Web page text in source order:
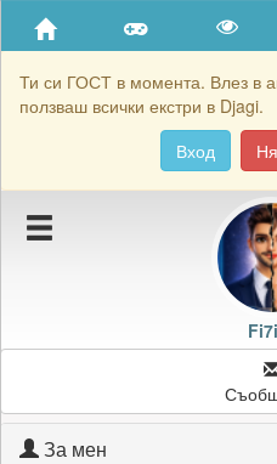
Ти си ГОСТ в момента. Влез в
ползваш всички екстри в Djagi.
Вход
Приятели
Хронология на игри
Подаръците на Fi7i1a
За мен